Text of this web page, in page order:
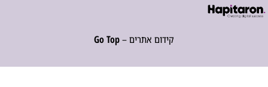
קידום אתרים –Go Top